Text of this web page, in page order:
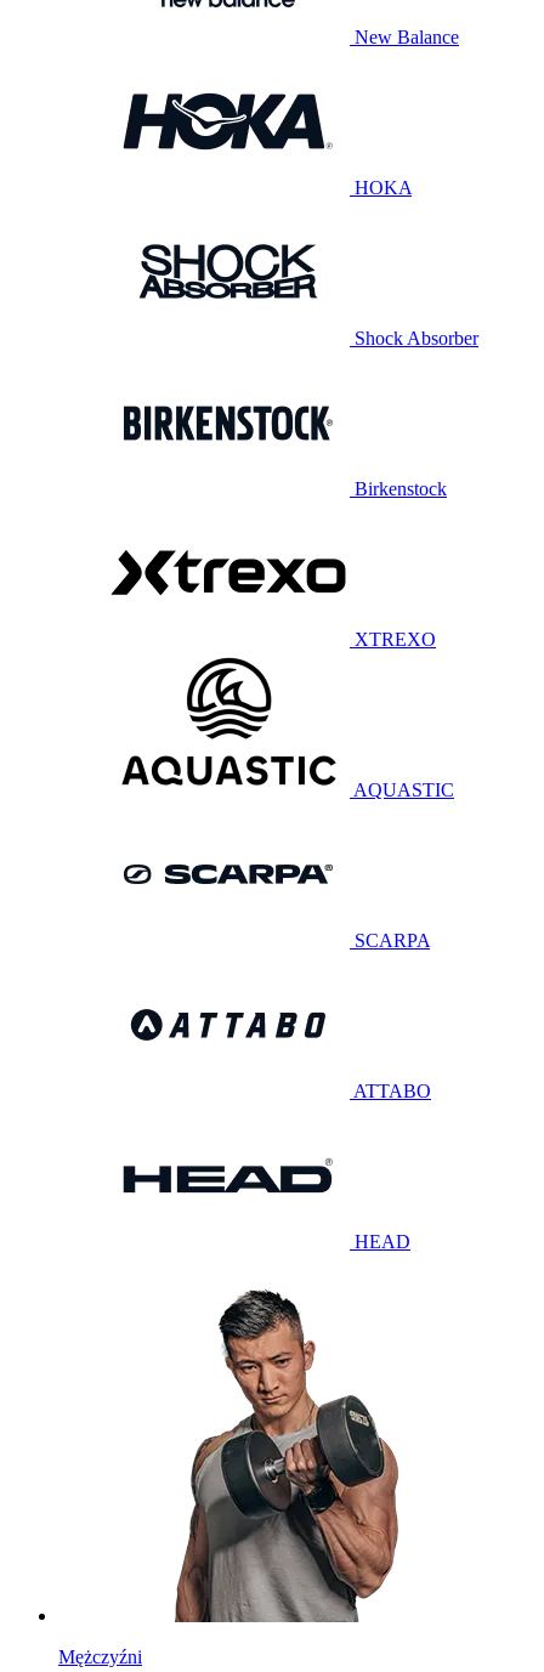
New Balance
HOKA
Shock Absorber
Birkenstock
XTREXO
AQUASTIC
SCARPA
ATTABO
HEAD
Mężczyźni